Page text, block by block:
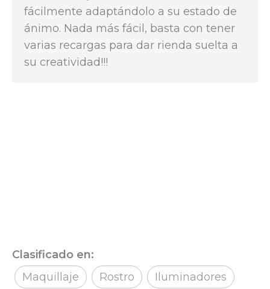
fácilmente adaptándolo a su estado de
ánimo. Nada más fácil, basta con tener
varias recargas para dar rienda suelta a
su creatividad!!!
Clasificado en:
Maquillaje
Rostro Iluminadores